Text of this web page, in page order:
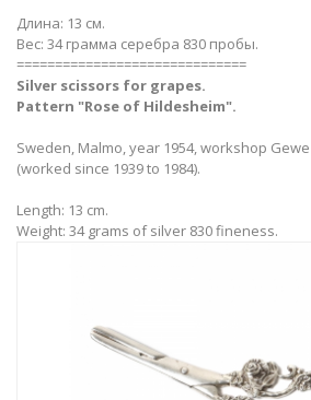
Длина: 13 см.
Вес: 34 грамма серебра 830 пробы.
==============================
Silver scissors for grapes.
Pattern "Rose of Hildesheim".
Sweden, Malmo, year 1954, workshop
(worked since 1939 to 1984).
Length: 13 cm.
Weight: 34 grams of silver 830 fineness.